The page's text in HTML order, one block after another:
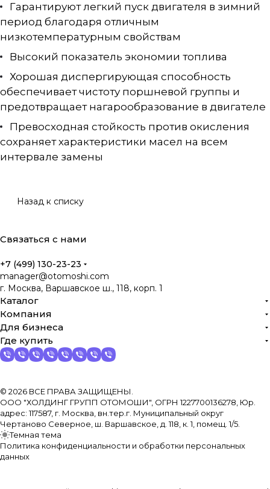
Гарантируют легкий пуск двигателя в зимний
период благодаря отличным
низкотемпературным свойствам
Высокий показатель экономии топлива
Хорошая диспергирующая способность
обеспечивает чистоту поршневой группы и
предотвращает нагарообразование в двигателе
Превосходная стойкость против окисления
сохраняет характеристики масел на всем
интервале замены
Назад к списку
Связаться с нами
+7 (499) 130-23-23
manager@otomoshi.com
г. Москва, Варшавское ш., 118, корп. 1
Каталог
Компания
Для бизнеса
Где купить
© 2026 ВСЕ ПРАВА ЗАЩИЩЕНЫ.
ООО "ХОЛДИНГ ГРУПП ОТОМОШИ", ОГРН 1227700136278, Юр.
адрес: 117587, г. Москва, вн.тер.г. Муниципальный округ
Чертаново Северное, ш. Варшавское, д. 118, к. 1, помещ. 1/5.
Темная тема
Политика конфиденциальности и обработки персональных
данных